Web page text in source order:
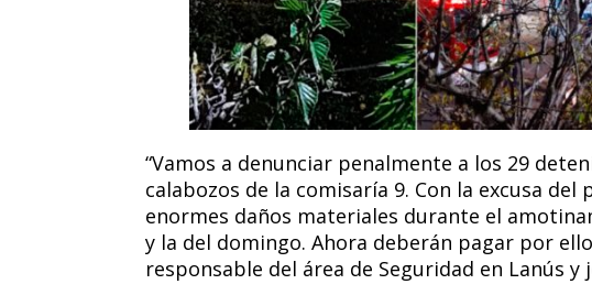
“Vamos a denunciar penalmente a los 29
calabozos de la comisaría 9. Con la excusa
enormes daños materiales durante el
y la del domingo. Ahora deberán pagar por
responsable del área de Seguridad en Lanús y